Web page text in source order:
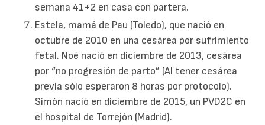
semana 41+2 en casa con partera.
Estela, mamá de Pau (Toledo), que nació en
octubre de 2010 en una cesárea por sufrimiento
fetal. Noé nació en diciembre de 2013, cesárea
por “no progresión de parto” (Al tener cesárea
previa sólo esperaron 8 horas por protocolo).
Simón nació en diciembre de 2015, un PVD2C en
el hospital de Torrejón (Madrid).